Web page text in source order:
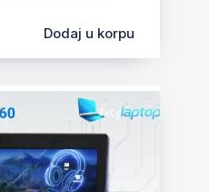
Dodaj u korpu